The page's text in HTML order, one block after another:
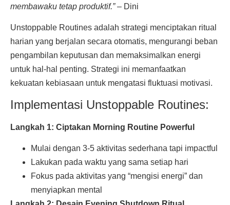
membawaku tetap produktif.”– Dini
Unstoppable Routines adalah strategi menciptakan ritual
harian yang berjalan secara otomatis, mengurangi beban
pengambilan keputusan dan memaksimalkan energi
untuk hal-hal penting. Strategi ini memanfaatkan
kekuatan kebiasaan untuk mengatasi fluktuasi motivasi.
Implementasi Unstoppable Routines:
Langkah 1: Ciptakan Morning Routine Powerful
Mulai dengan 3-5 aktivitas sederhana tapi impactful
Lakukan pada waktu yang sama setiap hari
Fokus pada aktivitas yang “mengisi energi” dan
menyiapkan mental